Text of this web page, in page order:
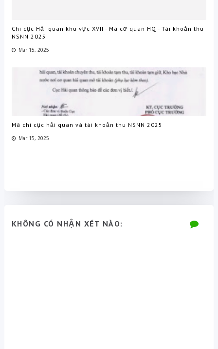
Chi cục Hải quan khu vực XVII - Mã cơ quan HQ - Tài khoản thu
NSNN 2025
Mar 15, 2025
Mã chi cục hải quan và tài khoản thu NSNN 2025
Mar 15, 2025
KHÔNG CÓ NHẬN XÉT NÀO: